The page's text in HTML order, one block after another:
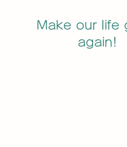
Make our life
again!